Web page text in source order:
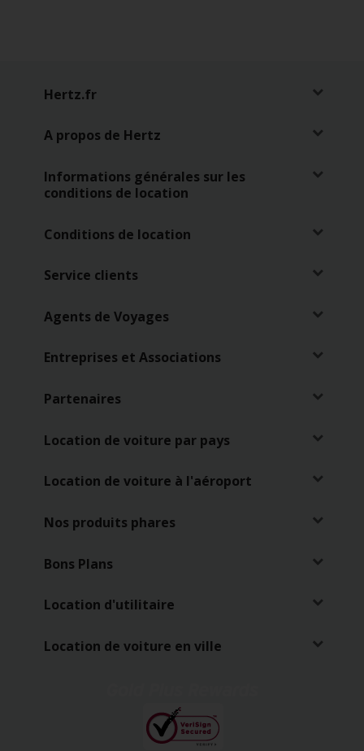
Hertz.fr
A propos de Hertz
Informations générales sur les
conditions de location
Conditions de location
Service clients
Agents de Voyages
Entreprises et Associations
Partenaires
Location de voiture par pays
Location de voiture à l'aéroport
Nos produits phares
Bons Plans
Location d'utilitaire
Location de voiture en ville